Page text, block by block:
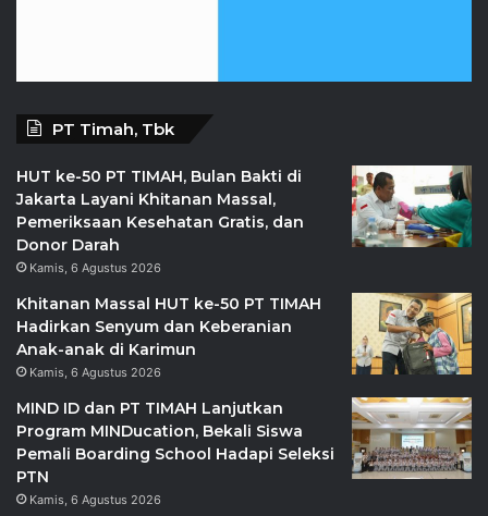
PT Timah, Tbk
HUT ke-50 PT TIMAH, Bulan Bakti di
Jakarta Layani Khitanan Massal,
Pemeriksaan Kesehatan Gratis, dan
Donor Darah
Kamis, 6 Agustus 2026
Khitanan Massal HUT ke-50 PT TIMAH
Hadirkan Senyum dan Keberanian
Anak-anak di Karimun
Kamis, 6 Agustus 2026
MIND ID dan PT TIMAH Lanjutkan
Program MINDucation, Bekali Siswa
Pemali Boarding School Hadapi Seleksi
PTN
Kamis, 6 Agustus 2026